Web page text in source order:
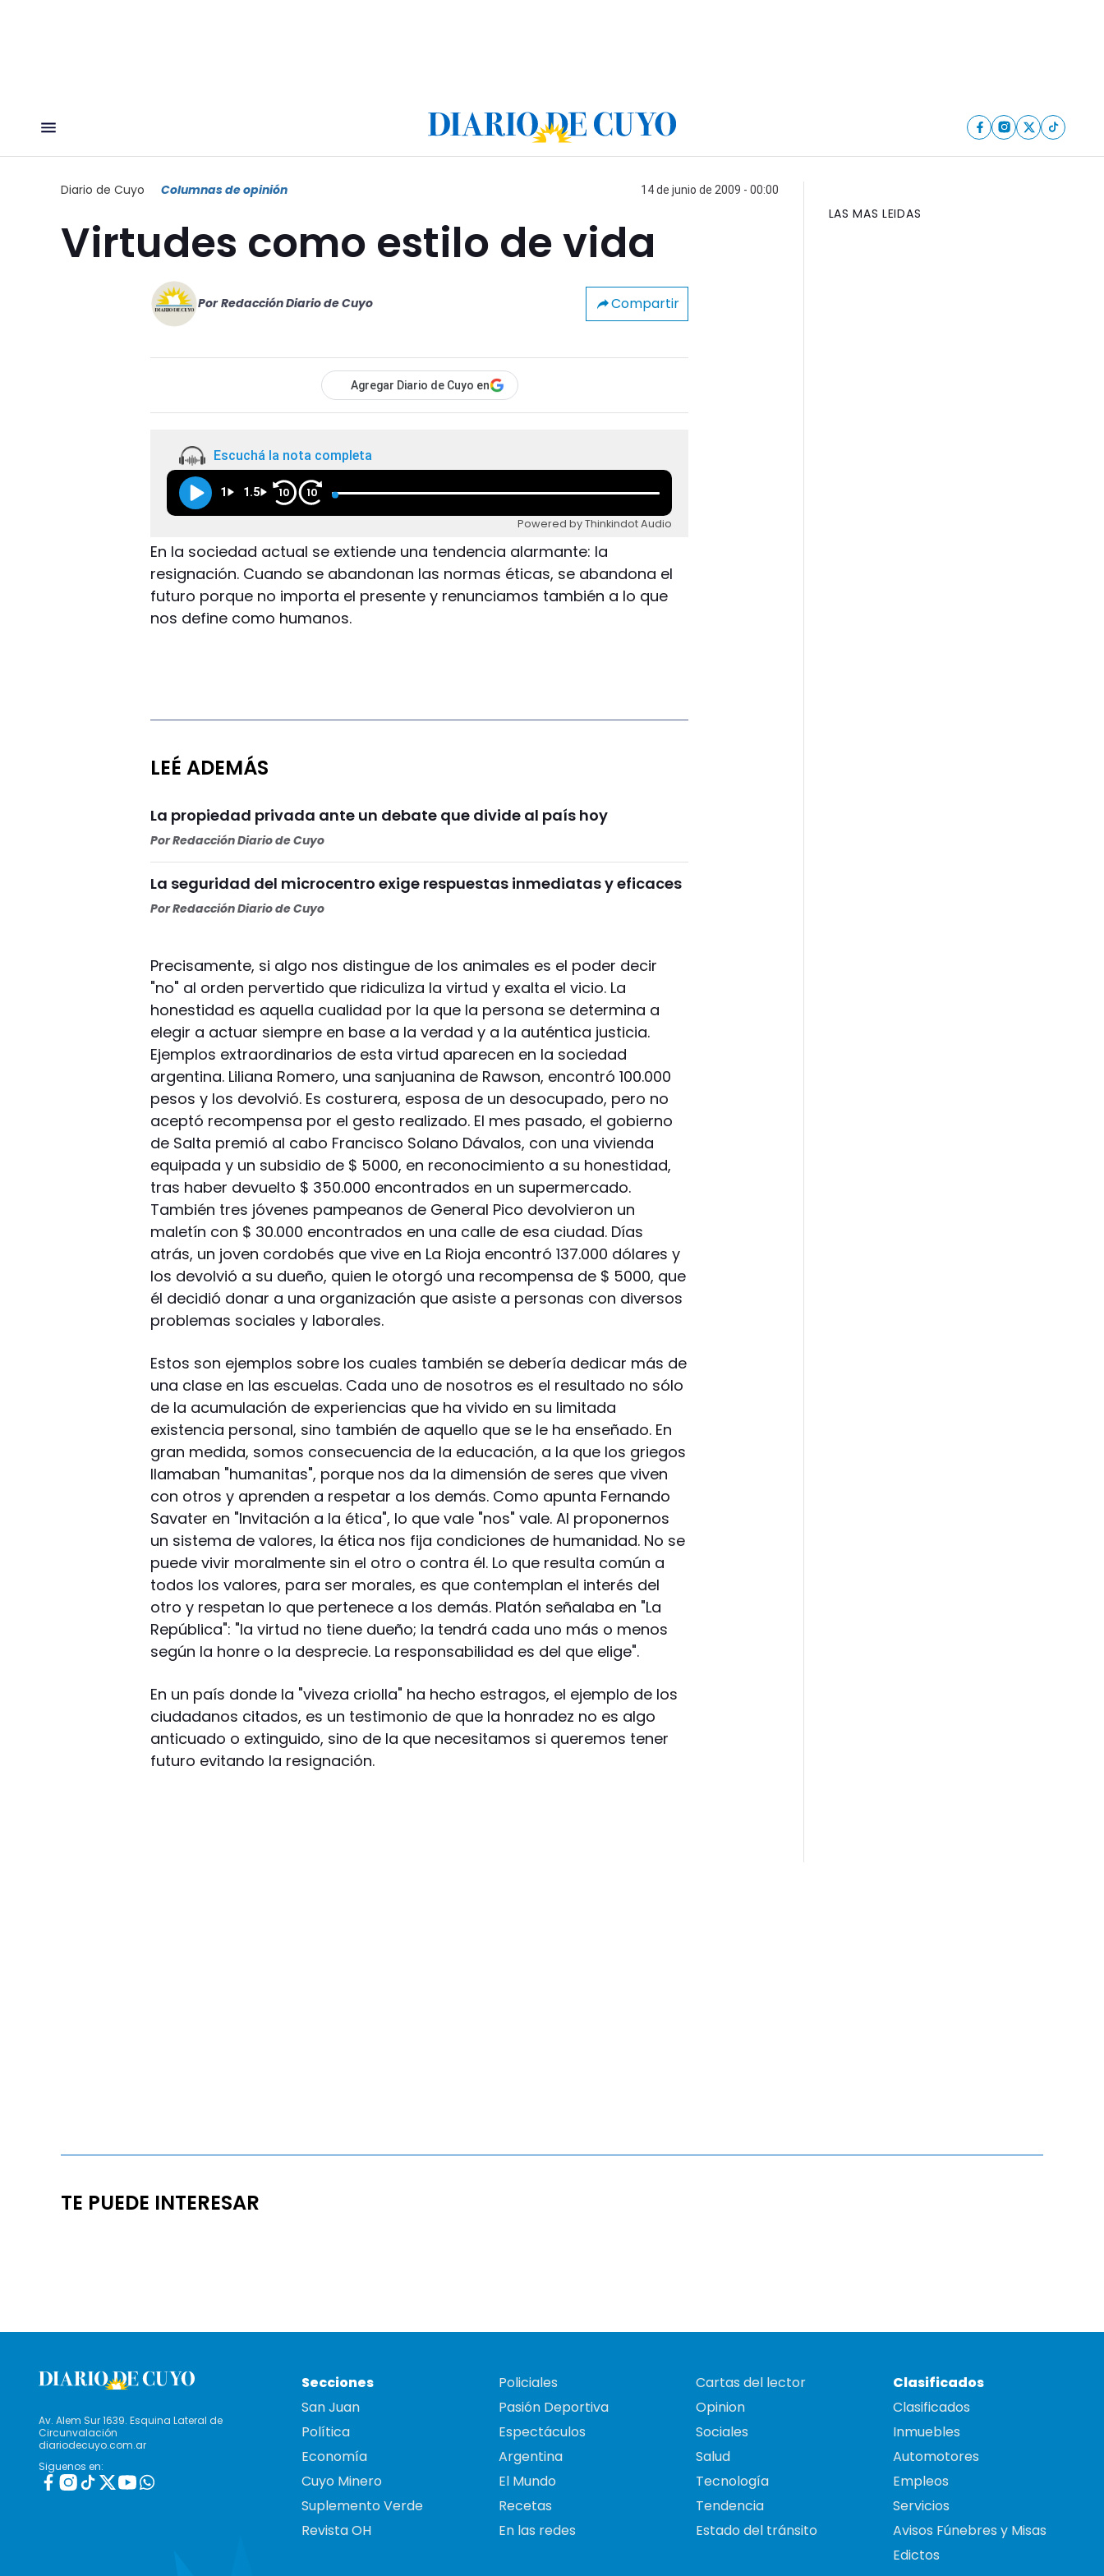
Diario de Cuyo Columnas de opinión 14 de junio de 2009 - 00:00
Virtudes como estilo de vida
Por Redacción Diario de Cuyo Compartir
Agregar Diario de Cuyo en
Escuchá la nota completa
1 1.5 10 10
Powered by Thinkindot Audio
En la sociedad actual se extiende una tendencia alarmante: la
resignación. Cuando se abandonan las normas éticas, se abandona el
futuro porque no importa el presente y renunciamos también a lo que
nos define como humanos.
LEÉ ADEMÁS
La propiedad privada ante un debate que divide al país hoy
PorRedacción Diario de Cuyo
La seguridad del microcentro exige respuestas inmediatas y eficaces
PorRedacción Diario de Cuyo
Precisamente, si algo nos distingue de los animales es el poder decir
"no" al orden pervertido que ridiculiza la virtud y exalta el vicio. La
honestidad es aquella cualidad por la que la persona se determina a
elegir a actuar siempre en base a la verdad y a la auténtica justicia.
Ejemplos extraordinarios de esta virtud aparecen en la sociedad
argentina. Liliana Romero, una sanjuanina de Rawson, encontró 100.000
pesos y los devolvió. Es costurera, esposa de un desocupado, pero no
aceptó recompensa por el gesto realizado. El mes pasado, el gobierno
de Salta premió al cabo Francisco Solano Dávalos, con una vivienda
equipada y un subsidio de $ 5000, en reconocimiento a su honestidad,
tras haber devuelto $ 350.000 encontrados en un supermercado.
También tres jóvenes pampeanos de General Pico devolvieron un
maletín con $ 30.000 encontrados en una calle de esa ciudad. Días
atrás, un joven cordobés que vive en La Rioja encontró 137.000 dólares y
los devolvió a su dueño, quien le otorgó una recompensa de $ 5000, que
él decidió donar a una organización que asiste a personas con diversos
problemas sociales y laborales.
Estos son ejemplos sobre los cuales también se debería dedicar más de
una clase en las escuelas. Cada uno de nosotros es el resultado no sólo
de la acumulación de experiencias que ha vivido en su limitada
existencia personal, sino también de aquello que se le ha enseñado. En
gran medida, somos consecuencia de la educación, a la que los griegos
llamaban "humanitas", porque nos da la dimensión de seres que viven
con otros y aprenden a respetar a los demás. Como apunta Fernando
Savater en "Invitación a la ética", lo que vale "nos" vale. Al proponernos
un sistema de valores, la ética nos fija condiciones de humanidad. No se
puede vivir moralmente sin el otro o contra él. Lo que resulta común a
todos los valores, para ser morales, es que contemplan el interés del
otro y respetan lo que pertenece a los demás. Platón señalaba en "La
República": "la virtud no tiene dueño; la tendrá cada uno más o menos
según la honre o la desprecie. La responsabilidad es del que elige".
En un país donde la "viveza criolla" ha hecho estragos, el ejemplo de los
ciudadanos citados, es un testimonio de que la honradez no es algo
anticuado o extinguido, sino de la que necesitamos si queremos tener
futuro evitando la resignación.
LAS MAS LEIDAS
TE PUEDE INTERESAR
Av. Alem Sur 1639. Esquina Lateral de
Circunvalación
diariodecuyo.com.ar
Siguenos en:
Secciones
San Juan
Política
Economía
Cuyo Minero
Suplemento Verde
Revista OH
Policiales
Pasión Deportiva
Espectáculos
Argentina
El Mundo
Recetas
En las redes
Cartas del lector
Opinion
Sociales
Salud
Tecnología
Tendencia
Estado del tránsito
Clasificados
Clasificados
Inmuebles
Automotores
Empleos
Servicios
Avisos Fúnebres y Misas
Edictos